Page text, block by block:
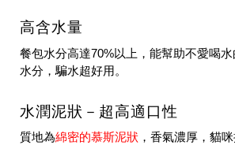
高含水量
餐包水分高達70%以上 ，能幫助不愛喝
水分，騙水超好用。
水潤泥狀－超高適口性
質地為綿密的慕斯泥狀 ，香氣濃厚，貓